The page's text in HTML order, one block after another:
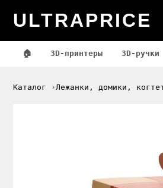
ULTRAPRICE
🏠 3D-принтеры 3D-ручки
Каталог Лежанки, домики,